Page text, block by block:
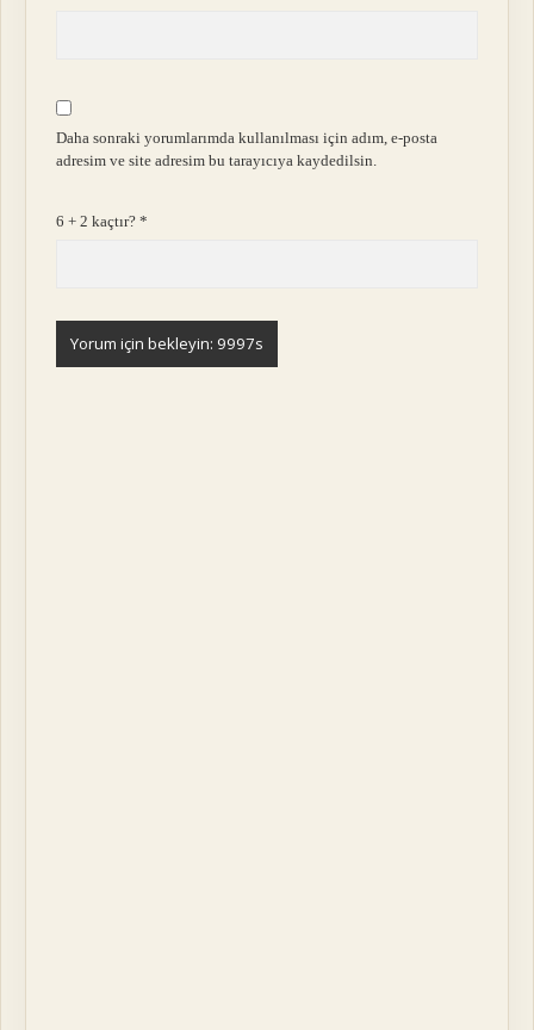
Daha sonraki yorumlarımda kullanılması için adım, e-posta
adresim ve site adresim bu tarayıcıya kaydedilsin.
6 + 2 kaçtır?*